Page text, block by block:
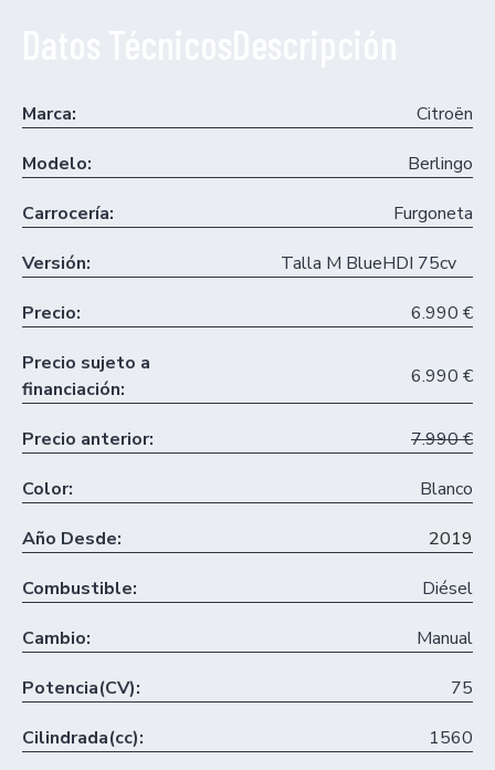
Marca: Citroën
Modelo: Berlingo
Carrocería: Furgoneta
Versión: Talla M BlueHDI 75cv
Precio: 6.990 €
Precio sujeto a
financiación:
6.990 €
Precio anterior: 7.990 €
Color: Blanco
Año Desde: 2019
Combustible: Diésel
Cambio: Manual
Potencia(CV): 75
Cilindrada(cc): 1560